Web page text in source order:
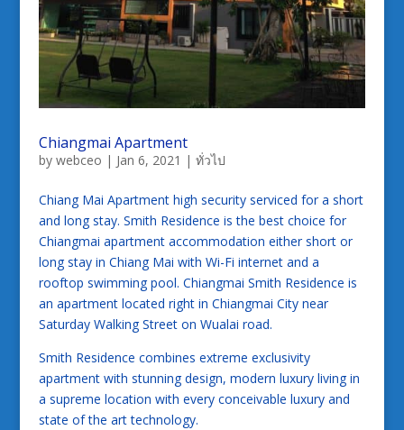
Chiangmai Apartment
by webceo | Jan 6, 2021 | ทั่วไป
Chiang Mai Apartment high security serviced for a short
and long stay. Smith Residence is the best choice for
Chiangmai apartment accommodation either short or
long stay in Chiang Mai with Wi-Fi internet and a
rooftop swimming pool. Chiangmai Smith Residence is
an apartment located right in Chiangmai City near
Saturday Walking Street on Wualai road.
Smith Residence combines extreme exclusivity
apartment with stunning design, modern luxury living in
a supreme location with every conceivable luxury and
state of the art technology.